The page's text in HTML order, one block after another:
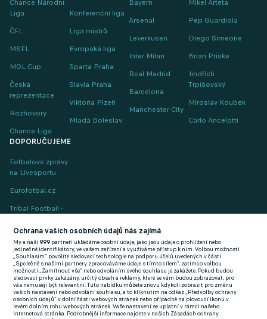
Chance Národní
Liga
ČFL
MSFL
MOL Cup
Česká
reprezentace
Rozhovory
Chance Liga
Konferenční liga
Liga mistrů
Evropská liga
Sparta Praha
Slavia Praha
Viktoria Plzeň
Mladá Boleslav
Bayern
Arsenal
Leverkusen
Inter Milan
Real Madrid
Barcelona
Manchester City
Mikel Arteta
Pep Guardiola
Diego Simeone
Brian Priske
Jindřich
Trpišovský
Miroslav Koubek
Carlo Ancelotti
DOPORUČUJEME
Fotbalové zprávy
na Livesportu
Eurofotbal.cz
Tribal Football -
(EN)
FlashFutbal (SK)
Tenisportal.cz
Tenisové zprávy
na Livesportu
Ochrana vašich osobních údajů nás zajímá
My a naši999 partneři ukládáme osobní údaje, jako jsou údaje o prohlížení nebo
jedinečné identifikátory, ve vašem zařízení a využíváme přístup k nim. Volbou možnosti
„Souhlasím“ povolíte sledovací technologie na podporu účelů uvedených v části
„Společně s našimi partnery zpracováváme údaje s tímto cílem“, zatímco volbou
možnosti „Zamítnout vše“ nebo odvoláním svého souhlasu je zakážete. Pokud budou
sledovací prvky zakázány, určitý obsah a reklamy, které se vám budou zobrazovat, pro
vás nemusejí být relevantní. Tuto nabídku můžete znovu kdykoli zobrazit pro změnu
vašich nastavení nebo odvolání souhlasu, a to kliknutím na odkaz „Předvolby ochrany
osobních údajů“ v dolní části webových stránek nebo případně na plovoucí ikonu v
levém dolním rohu webových stránek. Vaše nastavení se uplatní v rámci našeho
Internetová stránka. Podrobnější informace najdete v našich Zásadách ochrany